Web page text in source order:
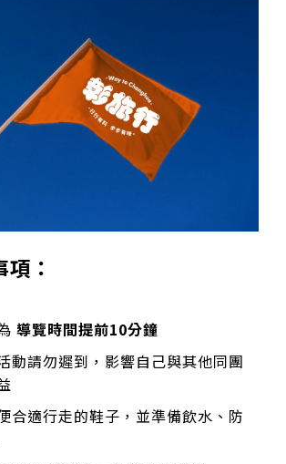
：
導覽時間提前10分鐘
動請勿遲到，影響自己與其他同團
合適行走的鞋子，並準備飲水、防